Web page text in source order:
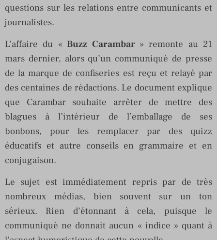
questions sur les relations entre communicants et
journalistes.
L’affaire du « Buzz Carambar » remonte au 21
mars dernier, alors qu’un communiqué de presse
de la marque de confiseries est reçu et relayé par
des centaines de rédactions. Le document explique
que Carambar souhaite arrêter de mettre des
blagues à l’intérieur de l’emballage de ses
bonbons, pour les remplacer par des quizz
éducatifs et autre conseils en grammaire et en
conjugaison.
Le sujet est immédiatement repris par de très
nombreux médias, bien souvent sur un ton
sérieux. Rien d’étonnant à cela, puisque le
communiqué ne donnait aucun « indice » quant à